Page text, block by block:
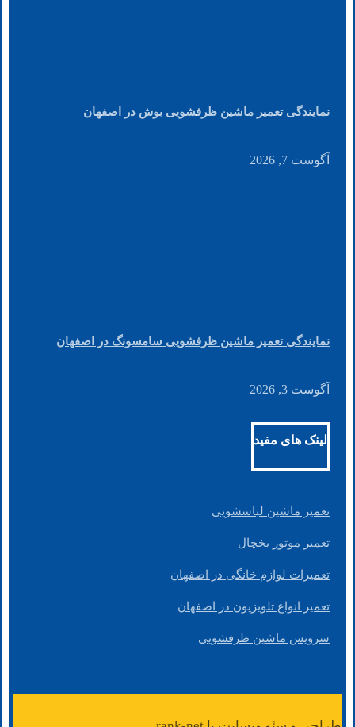
نمایندگی تعمیر ماشین ظرفشویی بوش در اصفهان
آگوست 7, 2026
نمایندگی تعمیر ماشین ظرفشویی سامسونگ در اصفهان
آگوست 3, 2026
لینک های مفید
تعمیر ماشین لباسشویی
تعمیر موتور یخچال
تعمیرات لوازم خانگی در اصفهان
تعمیر انواع تلویزیون در اصفهان
سرویس ماشین ظرفشویی